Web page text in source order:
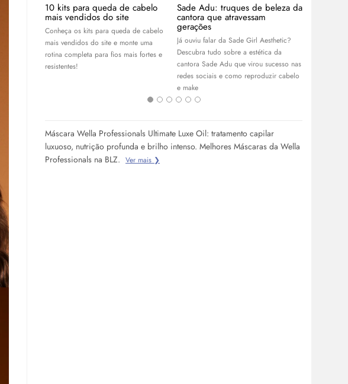
10 kits para queda de cabelo
mais vendidos do site
Conheça os kits para queda de cabelo
mais vendidos do site e monte uma
rotina completa para fios mais fortes e
resistentes!
Sade Adu: truques de beleza da
cantora que atravessam
gerações
Já ouviu falar da Sade Girl Aesthetic?
Descubra tudo sobre a estética da
cantora Sade Adu que virou sucesso nas
redes sociais e como reproduzir cabelo
e make
Máscara Wella Professionals Ultimate Luxe Oil: tratamento capilar
luxuoso, nutrição profunda e brilho intenso. Melhores Máscaras da Wella
Professionals na BLZ. Ver mais ❯